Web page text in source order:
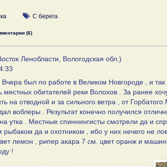
С берега
(6)
Ленобласти, Вологодская обл.)
был по работе в Великом Новгороде , и
местных обитателей реки Волохов . За ранее
на отводной и за сильного ветра , от
воблеры . Результат конечно получился
утка . Местные спиннингисты смотрели да и
рыбаком да и охотником , ибо у них нечего не
лемон , рипер акара 7 см. цвет оранж и
!